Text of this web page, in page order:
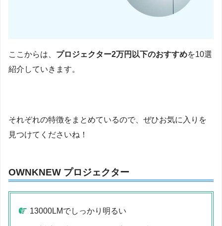
ここからは、 プロジェクター2万円以下のおすすめを10選
紹介していきます。
それぞれの特徴をまとめているので、ぜひお気に入りを
見つけてくださいね！
OWNKNEW プロジェクター
13000LMでしっかり明るい